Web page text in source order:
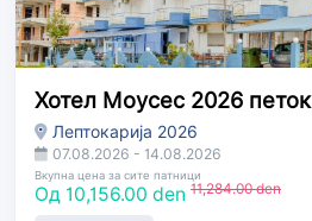
Хотел Моусес 2026 петок
Лептокарија 2026
07.08.2026 - 14.08.2026
Вкупна цена за сите патници
Од 10,156.00 den 11,284.00 den